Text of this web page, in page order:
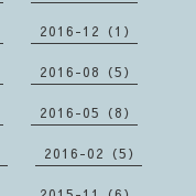
2016-12（1）
2016-08（5）
2016-05（8）
2016-02（5）